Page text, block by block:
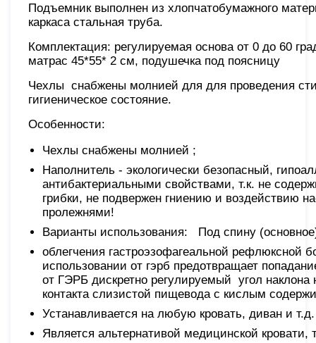
Подъемник выполнен из хлопчатобумажного
каркаса стальная труба.
Комплектация: регулируемая основа от 0 до 60
матрас 45*55* 2 см, подушечка под поясницу
Чехлы снабжены молнией для для проведения
гигиеническое состояние.
Особенности:
Чехлы снабжены молнией ;
Наполнитель - экологически безопасный,
антибактериальными свойствами, т.к. не
грибки, не подвержен гниению и воздействию
пролежнями!
Варианты использования: Под спину
облегчения гастроэзофагеальной
использовании от гэрб предотвращает
от ГЭРБ дискретно регулируемый угол
контакта слизистой пищевода с кислым
Устанавливается на любую кровать, диван и т.д.
Является альтернативой медицинской